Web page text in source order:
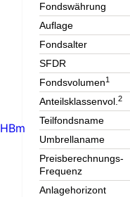
Fondswährung
Auflage
Fondsalter
SFDR
Fondsvolumen1
Anteilsklassenvol.2
Teilfondsname
Umbrellaname
Preisberechnungs-
Frequenz
Anlagehorizont
HBm